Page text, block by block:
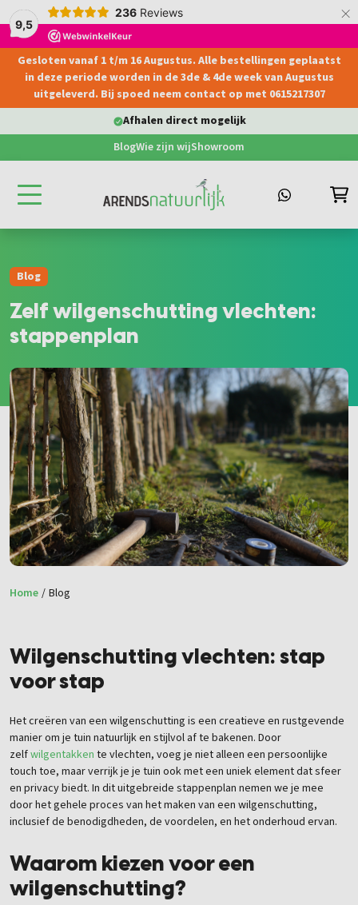
9,5
236 Reviews ×
Gesloten vanaf 1 t/m 16 Augustus. Alle bestellingen geplaatst
in deze periode worden in de 3de & 4de week van Augustus
uitgeleverd. Bij spoed neem contact op met 0615217307
Afhalen direct mogelijk
BlogWie zijn wijShowroom
Blog
Zelf wilgenschutting vlechten:
stappenplan
Home / Blog
Wilgenschutting vlechten: stap
voor stap
Het creëren van een wilgenschutting is een creatieve en rustgevende
manier om je tuin natuurlijk en stijlvol af te bakenen. Door
zelfwilgentakken te vlechten, voeg je niet alleen een persoonlijke
touch toe, maar verrijk je je tuin ook met een uniek element dat sfeer
en privacy biedt. In dit uitgebreide stappenplan nemen we je mee
door het gehele proces van het maken van een wilgenschutting,
inclusief de benodigdheden, de voordelen, en het onderhoud ervan.
Waarom kiezen voor een
wilgenschutting?